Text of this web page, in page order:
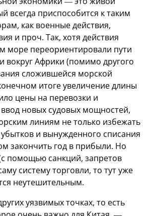
всегда приспособится к таким
как военные действия,
и проч. Так, хотя действия
море переориентировали пути
вокруг Африки (помимо другого
сложившейся морской
итоге увеличение длины
цены на перевозки и
новых судовых мощностей,
линиям не только избежать
и вынужденного списания
закончить год в прибыли. Но
помощью санкций, запретов
систему торговли, то тут уже
неутешительным.
уязвимых точках, то есть